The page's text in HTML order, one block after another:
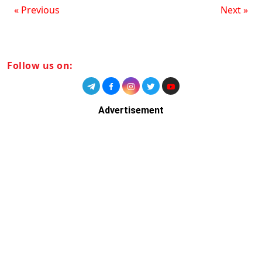
« Previous Next »
Follow us on:
Advertisement